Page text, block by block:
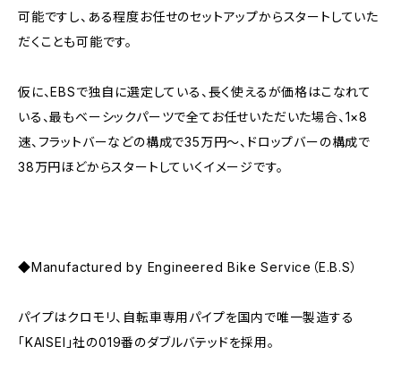
可能ですし、ある程度お任せのセットアップからスタートしていた
だくことも可能です。
仮に、EBSで独自に選定している、長く使えるが価格はこなれて
いる、最もベーシックパーツで全てお任せいただいた場合、1×8
速、フラットバーなどの構成で35万円〜、ドロップバーの構成で
38万円ほどからスタートしていくイメージです。
◆Manufactured by Engineered Bike Service（E.B.S）
パイプはクロモリ、自転車専用パイプを国内で唯一製造する
「KAISEI」社の019番のダブルバテッドを採用。